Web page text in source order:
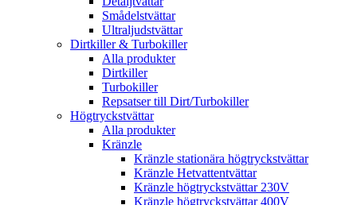
Smådelstvättar
Ultraljudstvättar
Dirtkiller & Turbokiller
Alla produkter
Dirtkiller
Turbokiller
Repsatser till Dirt/Turbokiller
Högtryckstvättar
Alla produkter
Kränzle
Kränzle stationära högtryckstvättar
Kränzle Hetvattentvättar
Kränzle högtryckstvättar 230V
Kränzle högtryckstvättar 400V